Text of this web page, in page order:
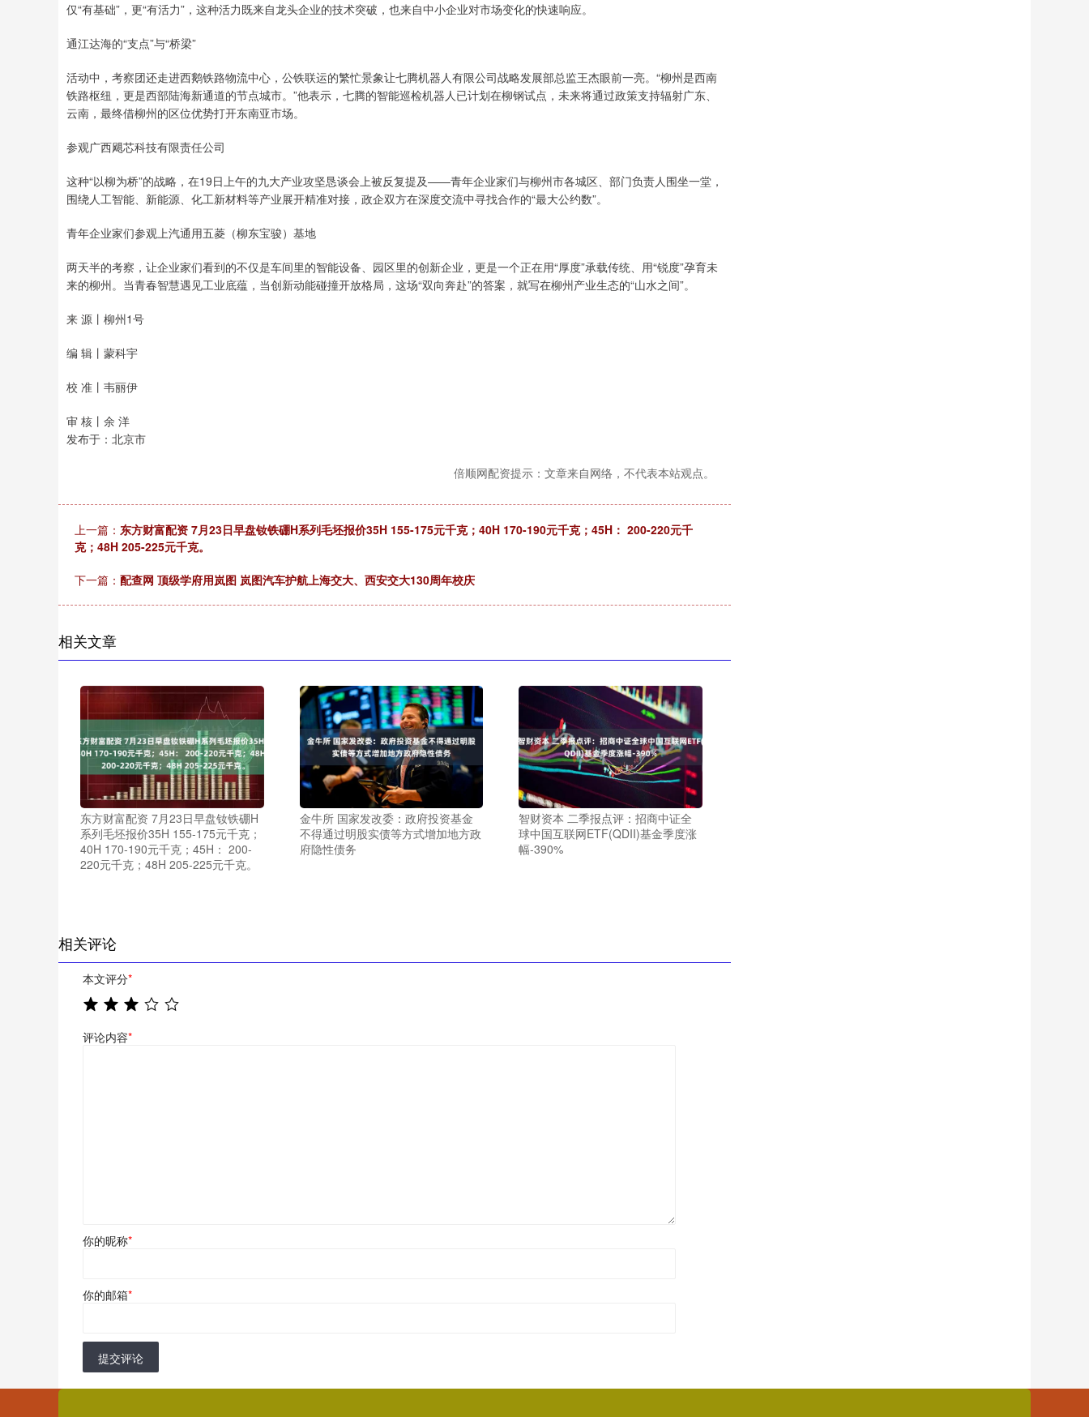
仅“有基础”，更“有活力”，这种活力既来自龙头企业的技术突破，也来自中小企业对市场变化的快速响应。
通江达海的“支点”与“桥梁”
活动中，考察团还走进西鹅铁路物流中心，公铁联运的繁忙景象让七腾机器人有限公司战略发展部总监王杰眼前一亮。“柳州是西南
铁路枢纽，更是西部陆海新通道的节点城市。”他表示，七腾的智能巡检机器人已计划在柳钢试点，未来将通过政策支持辐射广东、
云南，最终借柳州的区位优势打开东南亚市场。
参观广西飓芯科技有限责任公司
这种“以柳为桥”的战略，在19日上午的九大产业攻坚恳谈会上被反复提及——青年企业家们与柳州市各城区、部门负责人围坐一堂，
围绕人工智能、新能源、化工新材料等产业展开精准对接，政企双方在深度交流中寻找合作的“最大公约数”。
青年企业家们参观上汽通用五菱（柳东宝骏）基地
两天半的考察，让企业家们看到的不仅是车间里的智能设备、园区里的创新企业，更是一个正在用“厚度”承载传统、用“锐度”孕育未
来的柳州。当青春智慧遇见工业底蕴，当创新动能碰撞开放格局，这场“双向奔赴”的答案，就写在柳州产业生态的“山水之间”。
来 源丨柳州1号
编 辑丨蒙科宇
校 准丨韦丽伊
审 核丨余 洋
发布于：北京市
倍顺网配资提示：文章来自网络，不代表本站观点。
上一篇： 东方财富配资 7月23日早盘钕铁硼H系列毛坯报价35H 155-175元千克；40H 170-190元千克；45H： 200-220元千
克；48H 205-225元千克。
下一篇： 配查网 顶级学府用岚图 岚图汽车护航上海交大、西安交大130周年校庆
相关文章
东方财富配资 7月23日早盘钕铁硼H
系列毛坯报价35H 155-175元千克；
40H 170-190元千克；45H： 200-
220元千克；48H 205-225元千克。
金牛所 国家发改委：政府投资基金
不得通过明股实债等方式增加地方政
府隐性债务
智财资本 二季报点评：招商中证全
球中国互联网ETF(QDII)基金季度涨
幅-390%
相关评论
本文评分*
评论内容*
你的昵称*
你的邮箱*
提交评论